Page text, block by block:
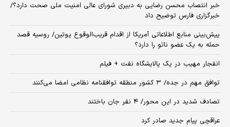
خبر انتصاب محسن رضایی به دبیری شورای عالی امنیت ملی صحت دارد؟/
خبرگزاری فارس توضیح داد
پیش‌بینی منابع اطلاعاتی آمریکا از اقدام قریب‌الوقوع پوتین/ روسیه قصد
حمله به یک عضو ناتو را دارد؟
انفجار مهیب در یک پالایشگاه نفت + فیلم
توافق مهم در جده/ ۳ کشور منطقه توافقنامه نظامی امضا می‌کنند
تصادف شدید در این محور/ ۴ نفر جان باختند
عراقچی پیام جدید صادر کرد